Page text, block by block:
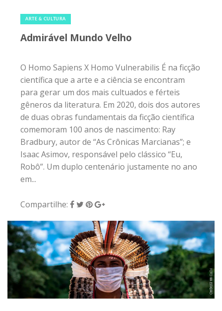
ARTE & CULTURA
Admirável Mundo Velho
O Homo Sapiens X Homo Vulnerabilis É na ficção
científica que a arte e a ciência se encontram
para gerar um dos mais cultuados e férteis
gêneros da literatura. Em 2020, dois dos autores
de duas obras fundamentais da ficção científica
comemoram 100 anos de nascimento: Ray
Bradbury, autor de “As Crônicas Marcianas”; e
Isaac Asimov, responsável pelo clássico “Eu,
Robô”. Um duplo centenário justamente no ano
em...
Compartilhe: